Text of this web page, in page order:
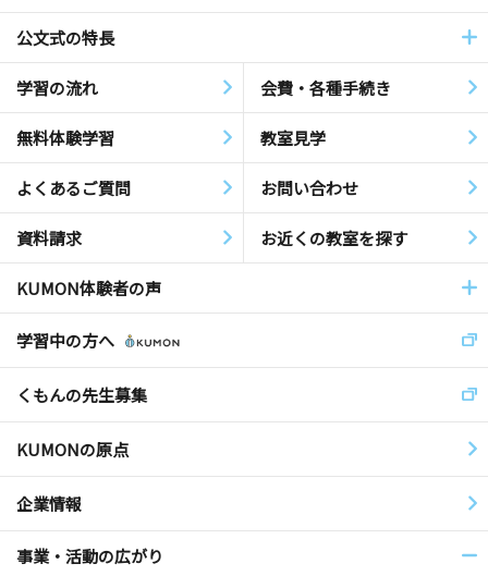
公文式の特長
学習の流れ 会費・各種手続き
無料体験学習 教室見学
よくあるご質問 お問い合わせ
資料請求 お近くの教室を探す
KUMON体験者の声
学習中の方へ
くもんの先生募集
KUMONの原点
企業情報
事業・活動の広がり